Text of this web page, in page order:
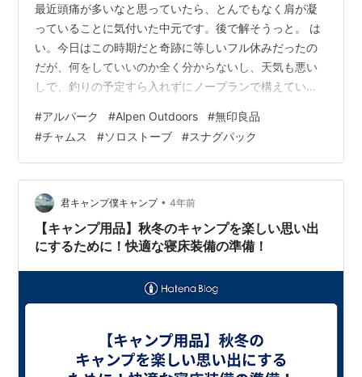
最近頭痛が多いなと思っていたら、とんでもなく肩が凝
っていることに気付いた中元です。後で解そうっと。 は
い。今日はこの時期だと奇跡に等しいフル休みだったの
だが、何をしていいのか全く分からないし、天気も悪い
しで、釣りの予定すら入れずにノープランで構えてい
こう！！」というドライブのお誘いを頂いた。聞けば、
広島にイイ感じのアウトドア用品店があるのだという。
それは、【Alpen Outdoors】。 今年の春先にオープンし
たばかりの店なのだが、ほぼフロアの大半をアウトドア
用品店にするほどの気合なのだとか。 store.alpen-
group.jp 日…
#アルパーク #Alpen Outdoors #無印良品
#チャムス #ソロストーブ #スナグパック
君キャンプ僕キャンプ • 4年前
【キャンプ用品】秋冬のキャンプを楽しい思い出
にするために！快適な寝床装備の準備！